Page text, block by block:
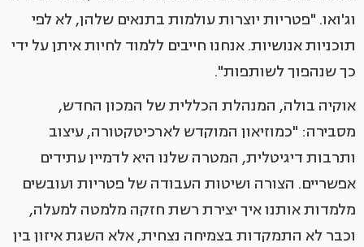
וג'ואו. "פטריות יוצרות עולמות בתנאים שלהן, לא לפי
תוכניות אנושיות. אנחנו חייבים ללמוד לחיות איתן על ידי
כך שנהפוך לשותפות".
אוקיה בולה, המנהלת הכללית של המכון החדש,
מסבירה: "כמוזיאון המוקדש לארכיטקטורה, עיצוב
ותרבות דיגיטלית, המטרה שלנו היא לדמיין עתידים
אפשריים. הצורה ושיטות העבודה של פטריות ועובשים
מלמדות אותנו איך יצירת רשת חזקה מלמטה למעלה,
וכבר לא התמקדות בצמיחה נצחית, אלא השגת איזון בין